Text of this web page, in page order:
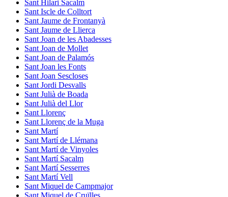
Sant Hilari Sacalm
Sant Iscle de Colltort
Sant Jaume de Frontanyà
Sant Jaume de Llierca
Sant Joan de les Abadesses
Sant Joan de Mollet
Sant Joan de Palamós
Sant Joan les Fonts
Sant Joan Sescloses
Sant Jordi Desvalls
Sant Julià de Boada
Sant Julià del Llor
Sant Llorenç
Sant Llorenç de la Muga
Sant Martí
Sant Martí de Llémana
Sant Martí de Vinyoles
Sant Martí Sacalm
Sant Martí Sesserres
Sant Martí Vell
Sant Miquel de Campmajor